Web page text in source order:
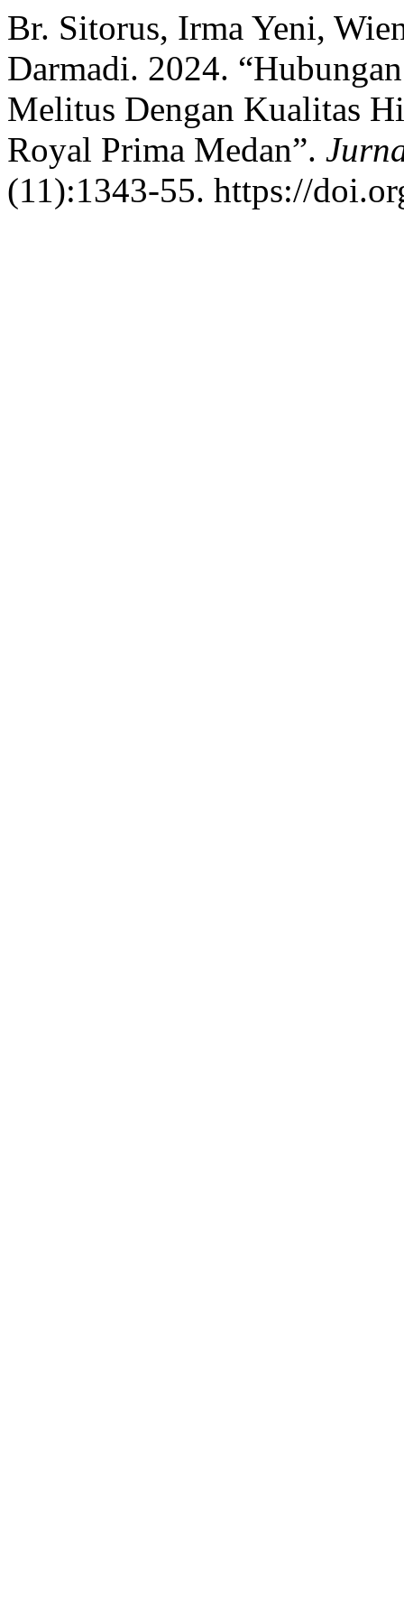
Br. Sitorus, Irma Yeni,
Darmadi. 2024.
Melitus Dengan Kualitas
Royal Prima Medan”.
(11):1343-55. https://